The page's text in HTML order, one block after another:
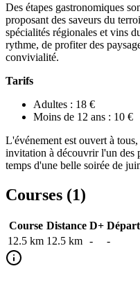
Des étapes gastronomiques
proposant des saveurs du
spécialités régionales et vins
rythme, de profiter des
convivialité.
Tarifs
Adultes : 18 €
Moins de 12 ans : 10 €
L'événement est ouvert à
invitation à découvrir l'un des
temps d'une belle soirée de
Courses (1)
Course Distance D+ Départ
12.5 km 12.5 km - -